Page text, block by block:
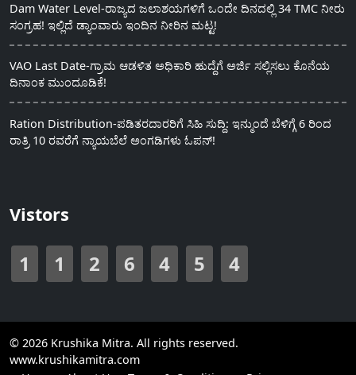
Dam Water Level-ರಾಜ್ಯದ ಜಲಾಶಯಗಳಿಗೆ ಒಂದೇ ದಿನದಲ್ಲಿ 34 TMC ನೀರು
ಸಂಗ್ರಹ! ಇಲ್ಲಿದೆ ಡ್ಯಾಂವಾರು ಇಂದಿನ ನೀರಿನ ಮಟ್ಟ!
VAO Last Date-ಗ್ರಾಮ ಆಡಳಿತ ಅಧಿಕಾರಿ ಹುದ್ದೆಗೆ ಅರ್ಜಿ ಸಲ್ಲಿಸಲು ಕೊನೆಯ
ದಿನಾಂಕ ಮುಂದೂಡಿಕೆ!
Ration Distribution-ಪಡಿತರದಾರರಿಗೆ ಸಿಹಿ ಸುದ್ದಿ: ಇನ್ಮುಂದೆ ಬೆಳಿಗ್ಗೆ 6 ರಿಂದ
ರಾತ್ರಿ 10 ರವರೆಗೆ ನ್ಯಾಯಬೆಲೆ ಅಂಗಡಿಗಳು ಓಪನ್!
Vistors
1 1 2 6 4 5 4
© 2026 Krushika Mitra. All rights reserved.
www.krushikamitra.com